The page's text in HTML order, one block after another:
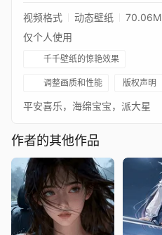
视频格式 动态壁纸
70.06M
仅个人使用
千千壁纸的惊艳效果
调整画质和性能 版权声明
平安喜乐，海绵宝宝，派大星
作者的其他作品